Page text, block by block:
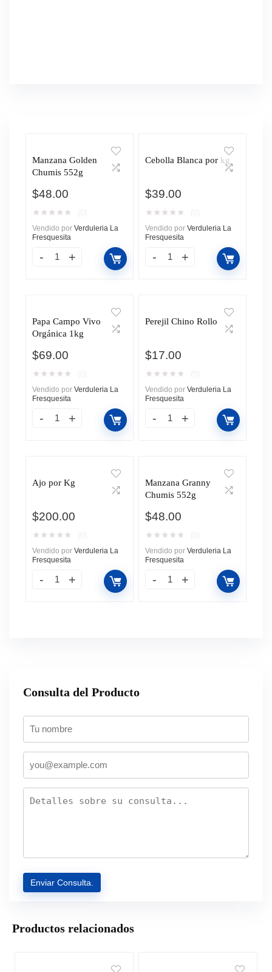
Manzana Golden
Chumis 552g
$48.00
★ ★ ★ ★ ★
Vendido por Verduleria La
Fresquesita
Cebolla Blanca por kg
$39.00
★ ★ ★ ★ ★
Vendido por Verduleria La
Fresquesita
Papa Campo Vivo
Orgánica 1kg
$69.00
★ ★ ★ ★ ★
Vendido por Verduleria La
Fresquesita
Perejil Chino Rollo
$17.00
★ ★ ★ ★ ★
Vendido por Verduleria La
Fresquesita
Ajo por Kg
$200.00
★ ★ ★ ★ ★
Vendido por Verduleria La
Fresquesita
Manzana Granny
Chumis 552g
$48.00
★ ★ ★ ★ ★
Vendido por Verduleria La
Fresquesita
Consulta del Producto
Productos relacionados